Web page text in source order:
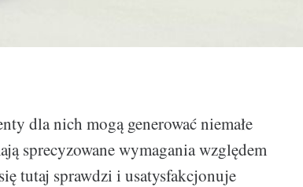
dla nich mogą generować niemałe
sprecyzowane wymagania względem
tutaj sprawdzi i usatysfakcjonuje